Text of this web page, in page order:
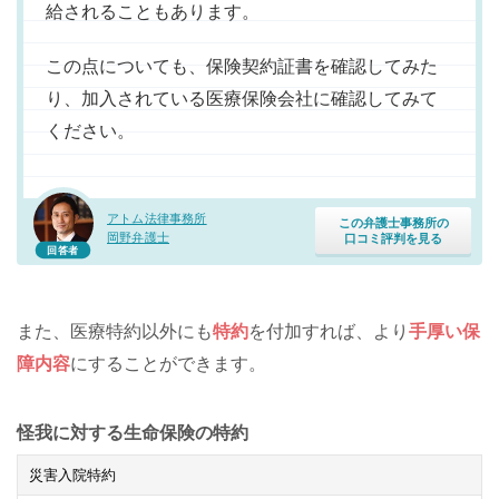
回答者
アトム法律事務所
岡野弁護士
この弁護士事務所の
口コミ評判を見る
給されることもあります。
この点についても、保険契約証書を確認してみた
り、加入されている医療保険会社に確認してみて
ください。
また、医療特約以外にも特約を付加すれば、より 手厚い保
障内容にすることができます。
怪我に対する生命保険の特約
災害入院特約